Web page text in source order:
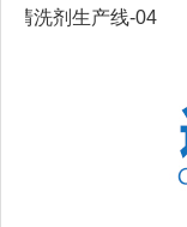
剂生产线-04